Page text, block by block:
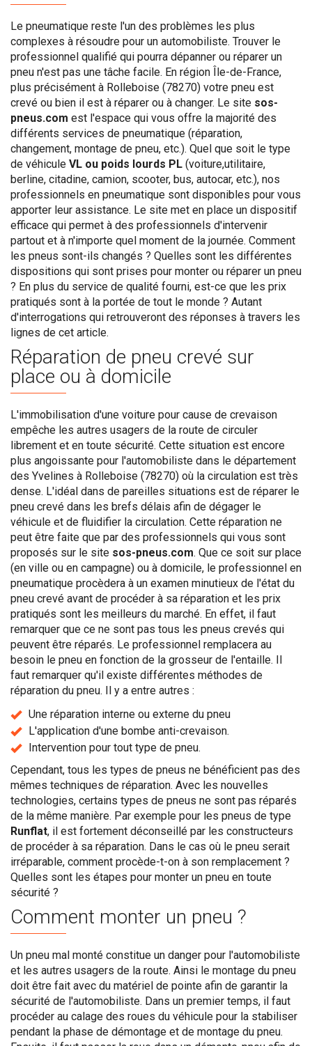
Le pneumatique reste l'un des problèmes les plus
complexes à résoudre pour un automobiliste. Trouver le
professionnel qualifié qui pourra dépanner ou réparer un
pneu n'est pas une tâche facile. En région Île-de-France,
plus précisément à Rolleboise (78270) votre pneu est
crevé ou bien il est à réparer ou à changer. Le site sos-
pneus.com est l'espace qui vous offre la majorité des
différents services de pneumatique (réparation,
changement, montage de pneu, etc.). Quel que soit le type
de véhicule VL ou poids lourds PL (voiture,utilitaire,
berline, citadine, camion, scooter, bus, autocar, etc.), nos
professionnels en pneumatique sont disponibles pour vous
apporter leur assistance. Le site met en place un dispositif
efficace qui permet à des professionnels d'intervenir
partout et à n'importe quel moment de la journée. Comment
les pneus sont-ils changés ? Quelles sont les différentes
dispositions qui sont prises pour monter ou réparer un pneu
? En plus du service de qualité fourni, est-ce que les prix
pratiqués sont à la portée de tout le monde ? Autant
d'interrogations qui retrouveront des réponses à travers les
lignes de cet article.
Réparation de pneu crevé sur
place ou à domicile
L'immobilisation d'une voiture pour cause de crevaison
empêche les autres usagers de la route de circuler
librement et en toute sécurité. Cette situation est encore
plus angoissante pour l'automobiliste dans le département
des Yvelines à Rolleboise (78270) où la circulation est très
dense. L'idéal dans de pareilles situations est de réparer le
pneu crevé dans les brefs délais afin de dégager le
véhicule et de fluidifier la circulation. Cette réparation ne
peut être faite que par des professionnels qui vous sont
proposés sur le site sos-pneus.com. Que ce soit sur place
(en ville ou en campagne) ou à domicile, le professionnel en
pneumatique procèdera à un examen minutieux de l'état du
pneu crevé avant de procéder à sa réparation et les prix
pratiqués sont les meilleurs du marché. En effet, il faut
remarquer que ce ne sont pas tous les pneus crevés qui
peuvent être réparés. Le professionnel remplacera au
besoin le pneu en fonction de la grosseur de l'entaille. Il
faut remarquer qu'il existe différentes méthodes de
réparation du pneu. Il y a entre autres :
Une réparation interne ou externe du pneu
L'application d'une bombe anti-crevaison.
Intervention pour tout type de pneu.
Cependant, tous les types de pneus ne bénéficient pas des
mêmes techniques de réparation. Avec les nouvelles
technologies, certains types de pneus ne sont pas réparés
de la même manière. Par exemple pour les pneus de type
Runflat, il est fortement déconseillé par les constructeurs
de procéder à sa réparation. Dans le cas où le pneu serait
irréparable, comment procède-t-on à son remplacement ?
Quelles sont les étapes pour monter un pneu en toute
sécurité ?
Comment monter un pneu ?
Un pneu mal monté constitue un danger pour l'automobiliste
et les autres usagers de la route. Ainsi le montage du pneu
doit être fait avec du matériel de pointe afin de garantir la
sécurité de l'automobiliste. Dans un premier temps, il faut
procéder au calage des roues du véhicule pour la stabiliser
pendant la phase de démontage et de montage du pneu.